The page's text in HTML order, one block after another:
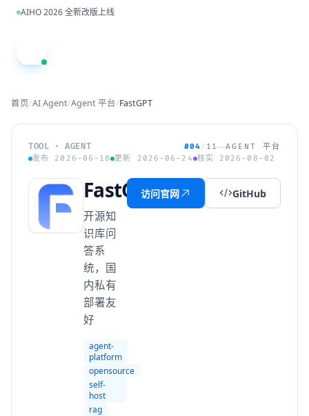
跳到主内容
AIHO 2026 全新改版上线
首页/AI Agent/Agent 平台/FastGPT
TOOL · AGENT #04/ 11
AGENT 平台
发布 2026-06-18 更新 2026-06-24 核实 2026-08-02
FastGPT
开源知
识库问
答系
统，国
内私有
部署友
好
agent-
platform
opensource
self-
host
rag
访问官网 GitHub